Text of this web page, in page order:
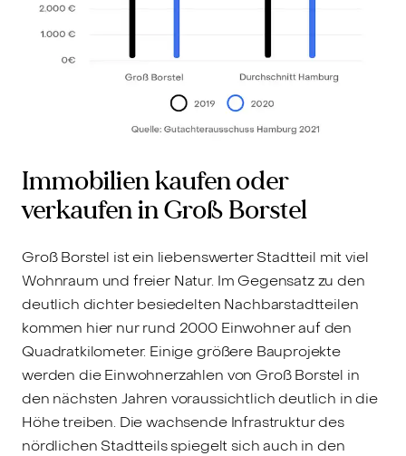
Immobilien kaufen oder
verkaufen in Groß Borstel
Groß Borstel ist ein liebenswerter Stadtteil mit viel
Wohnraum und freier Natur. Im Gegensatz zu den
deutlich dichter besiedelten Nachbarstadtteilen
kommen hier nur rund 2000 Einwohner auf den
Quadratkilometer. Einige größere Bauprojekte
werden die Einwohnerzahlen von Groß Borstel in
den nächsten Jahren voraussichtlich deutlich in die
Höhe treiben. Die wachsende Infrastruktur des
nördlichen Stadtteils spiegelt sich auch in den